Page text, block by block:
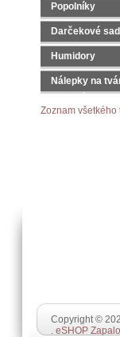
Popolníky
Darčekové
Čajové sady
Humidory
Nálepky na
Zoznam všetkého
Copyright ©
. eSHOP